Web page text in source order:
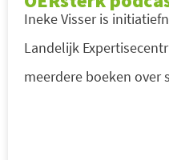
Ineke Visser is
Landelijk
meerdere boeken over